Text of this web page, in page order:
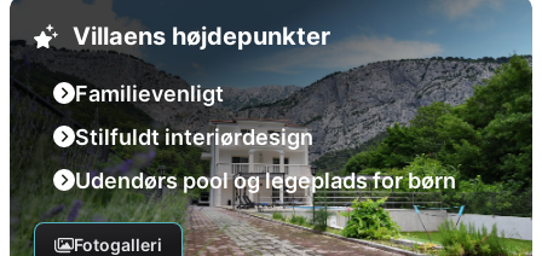
Villaens højdepunkter
Familievenligt
Stilfuldt interiørdesign
Udendørs pool og legeplads for børn
Fotogalleri